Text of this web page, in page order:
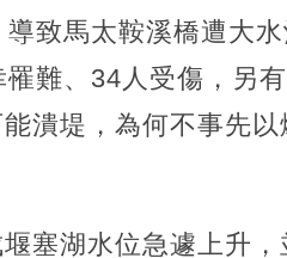
致馬太鞍溪橋遭大
難、34人受傷，另
潰堤，為何不事先以
塞湖水位急遽上升